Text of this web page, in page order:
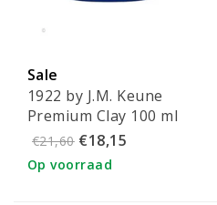
Sale
1922 by J.M. Keune
Premium Clay 100 ml
€21,60 €18,15
Op voorraad